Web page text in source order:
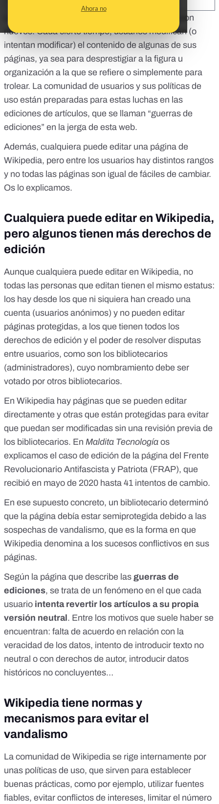
Ahora no
no son
nuevos. Cada cierto tiempo, usuarios modifican (o
intentan modificar) el contenido de algunas de sus
páginas, ya sea para desprestigiar a la figura u
organización a la que se refiere o simplemente para
trolear. La comunidad de usuarios y sus políticas de
uso están preparadas para estas luchas en las
ediciones de artículos, que se llaman “guerras de
ediciones” en la jerga de esta web.
Además, cualquiera puede editar una página de
Wikipedia, pero entre los usuarios hay distintos rangos
y no todas las páginas son igual de fáciles de cambiar.
Os lo explicamos.
Cualquiera puede editar en Wikipedia,
pero algunos tienen más derechos de
edición
Aunque cualquiera puede editar en Wikipedia, no
todas las personas que editan tienen el mismo estatus:
los hay desde los que ni siquiera han creado una
cuenta (usuarios anónimos) y no pueden editar
páginas protegidas, a los que tienen todos los
derechos de edición y el poder de resolver disputas
entre usuarios, como son los bibliotecarios
(administradores), cuyo nombramiento debe ser
votado por otros bibliotecarios.
En Wikipedia hay páginas que se pueden editar
directamente y otras que están protegidas para evitar
que puedan ser modificadas sin una revisión previa de
los bibliotecarios. En Maldita Tecnología os
explicamos el caso de edición de la página del Frente
Revolucionario Antifascista y Patriota (FRAP), que
recibió en mayo de 2020 hasta 41 intentos de cambio.
En ese supuesto concreto, un bibliotecario determinó
que la página debía estar semiprotegida debido a las
sospechas de vandalismo, que es la forma en que
Wikipedia denomina a los sucesos conflictivos en sus
páginas.
Según la página que describe las guerras de
ediciones, se trata de un fenómeno en el que cada
usuario intenta revertir los artículos a su propia
versión neutral . Entre los motivos que suele haber se
encuentran: falta de acuerdo en relación con la
veracidad de los datos, intento de introducir texto no
neutral o con derechos de autor, introducir datos
históricos no concluyentes…
Wikipedia tiene normas y
mecanismos para evitar el
vandalismo
La comunidad de Wikipedia se rige internamente por
unas políticas de uso, que sirven para establecer
buenas prácticas, como por ejemplo, utilizar fuentes
fiables, evitar conflictos de intereses, limitar el número